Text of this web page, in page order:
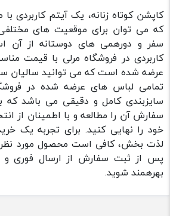
کاپشن کوتاه زنانه، یک آیتم کاربردی
که می توان برای موقعیت های مختلفی
سفر و دورهمی های دوستانه از آن
کاربردی در فروشگاه مرلی با قیمت
عرضه شده است که می توانید سالیان
تمامی لباس های عرضه شده در
سایزبندی کامل و دقیقی می باشد
سفارش آن را مطالعه و با اطمینان از
خود را نهایی کنید. برای تجربه یک
لذت بخش، کافی است محصول مورد نظر
پس از ثبت سفارش از ارسال فوری
بهرهمند شوید.